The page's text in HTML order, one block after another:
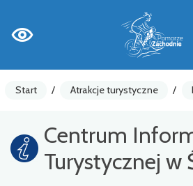
Start / Atrakcje turystyczne /
Centrum
Turystycznej w